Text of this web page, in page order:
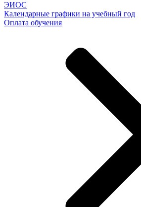
ЭИОС
Календарные графики на учебный год
Оплата обучения